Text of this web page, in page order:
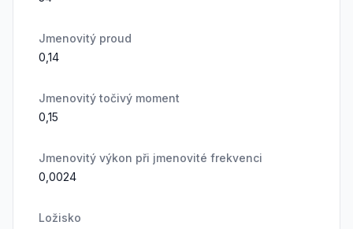
Jmenovitý proud
0,14
Jmenovitý točivý moment
0,15
Jmenovitý výkon při jmenovité frekvenci
0,0024
Ložisko